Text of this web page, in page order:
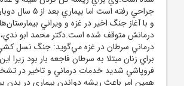
جراحي رفته است اما
و با آغاز جنگ اخير در غزه و ويراني
درمانش متوقف شده است.دکتر محمد ابو ندي،
درماني سرطان در غزه مي‌گويد: جنگ نسل کشي
براي زنان مبتلا به سرطان فاجعه بار بود زيرا
فروپاشي شديد خدمات درماني و تاخير در
همين امر باعث ريشه دواندن بيماري در بدن